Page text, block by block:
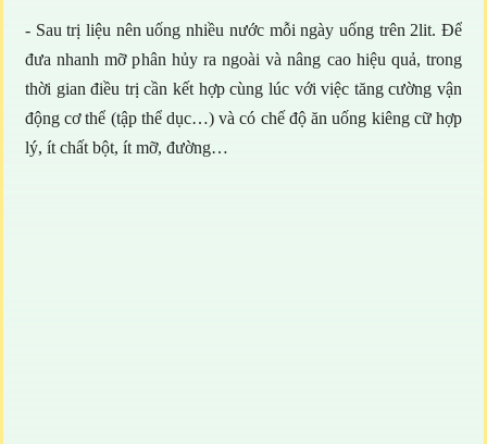
- Sau trị liệu nên uống nhiều nước mỗi ngày uống trên 2lit. Để
đưa nhanh mỡ phân hủy ra ngoài và nâng cao hiệu quả, trong
thời gian điều trị cần kết hợp cùng lúc với việc tăng cường vận
động cơ thể (tập thể dục…) và có chế độ ăn uống kiêng cữ hợp
lý, ít chất bột, ít mỡ, đường…